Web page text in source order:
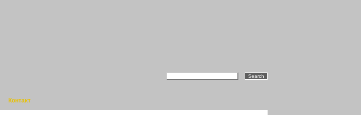
Контакт